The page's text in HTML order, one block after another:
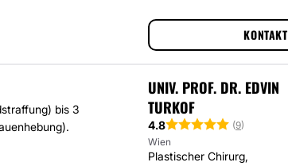
KONTAKT
bis 3
UNIV. PROF. DR. EDVIN
TURKOF
4.8 (9)
Wien
Plastischer Chirurg,